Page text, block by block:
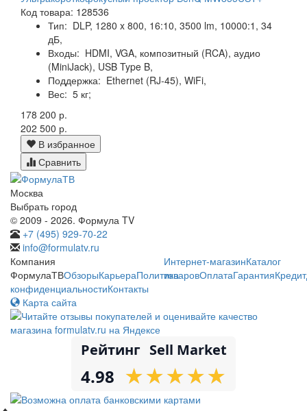
Код товара: 128536
Тип: DLP, 1280 x 800, 16:10, 3500 lm, 10000:1, 34
дБ,
Входы: HDMI, VGA, композитный (RCA), аудио
(MiniJack), USB Type B,
Поддержка: Ethernet (RJ-45), WiFi,
Вес: 5 кг;
178 200 р.
202 500 р.
В избранное
Сравнить
Москва
Выбрать город
© 2009 - 2026. Формула TV
+7 (495) 929-70-22
info@formulatv.ru
Компания
ФормулаТВОбзорыКарьераПолитика
конфиденциальностиКонтакты
Интернет-магазинКаталог
товаровОплатаГарантияКредит
Карта сайта
Рейтинг Sell Market
4.98 ★
★★
★★
★★
★★
★